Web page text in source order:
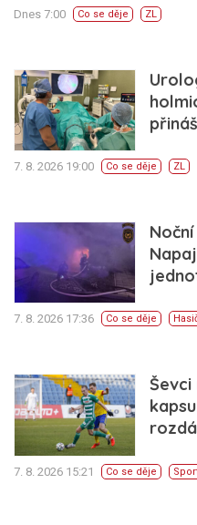
Dnes 7:00 Co se děje ZL
7. 8. 2026 19:00 Co se děje ZL
7. 8. 2026 17:36 Co se děje
7. 8. 2026 15:21 Co se děje